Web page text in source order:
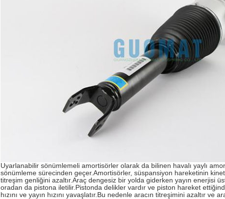
Uyarlanabilir sönümlemeli amortisörler olarak da bilinen havalı yaylı
sönümleme sürecinden geçer.Amortisörler, süspansiyon hareketinin
titreşim genliğini azaltır.Araç dengesiz bir yolda giderken yayın enerjisi
oradan da pistona iletilir.Pistonda delikler vardır ve piston hareket
hızını ve yayın hızını yavaşlatır.Bu nedenle aracın titreşimini azaltır ve